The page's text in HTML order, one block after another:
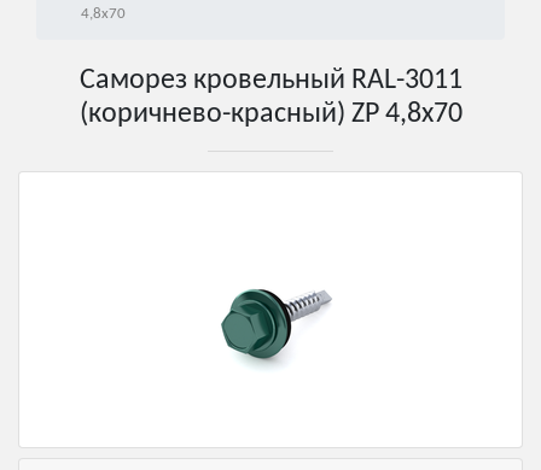
4,8х70
Саморез кровельный RAL-3011
(коричнево-красный) ZP 4,8х70